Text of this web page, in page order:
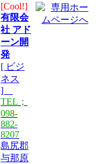
[Cool!]
有限会
社 アド
ーン開
発
[ ビジ
ネス
]
TEL；
098-
882-
8207
島尻郡
与那原